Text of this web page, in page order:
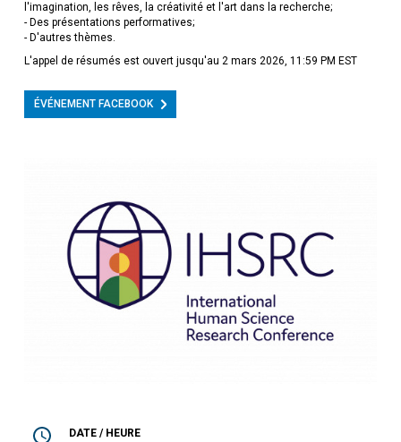
l'imagination, les rêves, la créativité et l'art dans la recherche;
- Des présentations performatives;
- D'autres thèmes.
L'appel de résumés est ouvert jusqu'au 2 mars 2026, 11:59 PM EST
ÉVÉNEMENT FACEBOOK
DATE / HEURE